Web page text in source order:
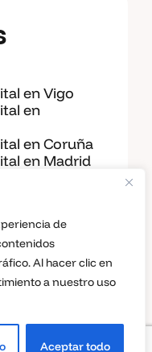
de
Al hacer clic en
a nuestro uso
Aceptar todo
en Vigo
en
en Coruña
en Madrid